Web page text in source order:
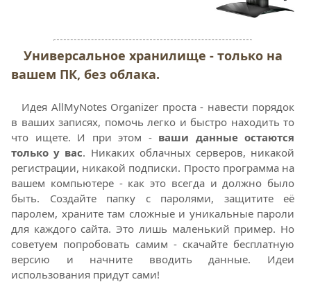
Универсальное хранилище - только на
вашем ПК, без облака.
Идея AllMyNotes Organizer проста - навести порядок
в ваших записях, помочь легко и быстро находить то
что ищете. И при этом - ваши данные остаются
только у вас. Никаких облачных серверов, никакой
регистрации, никакой подписки. Просто программа на
вашем компьютере - как это всегда и должно было
быть. Создайте папку с паролями, защитите её
паролем, храните там сложные и уникальные пароли
для каждого сайта. Это лишь маленький пример. Но
советуем попробовать самим - скачайте бесплатную
версию и начните вводить данные. Идеи
использования придут сами!